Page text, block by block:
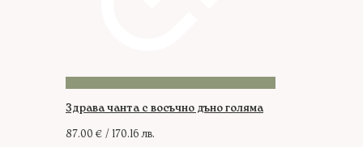
Здрава чанта с восъчно дъно голяма
87.00 € / 170.16 лв.